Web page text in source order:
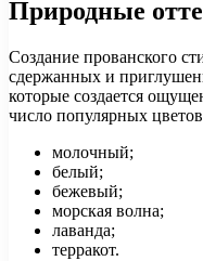
Природные
Создание прованского
сдержанных и
которые создается
число популярных
молочный;
белый;
бежевый;
морская волна;
лаванда;
терракот.